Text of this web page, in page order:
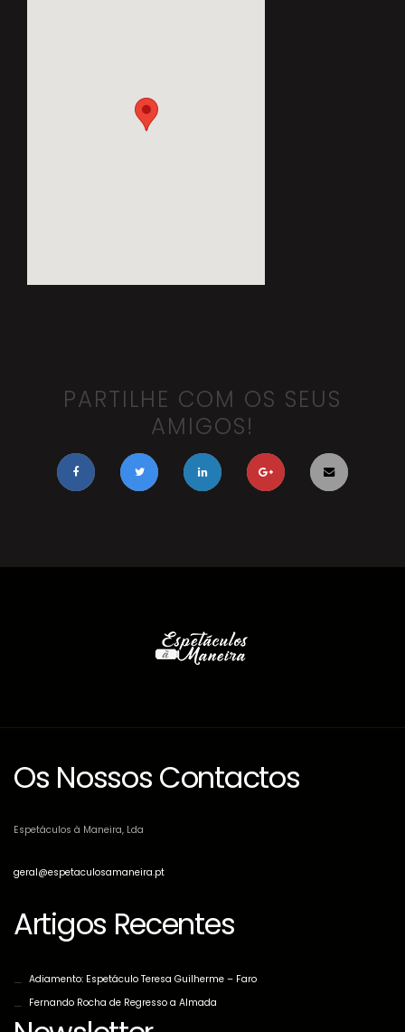
PARTILHE COM OS SEUS
AMIGOS!
Os Nossos Contactos
Espetáculos à Maneira, Lda
geral@espetaculosamaneira.pt
Artigos Recentes
Adiamento: Espetáculo Teresa Guilherme – Faro
Fernando Rocha de Regresso a Almada